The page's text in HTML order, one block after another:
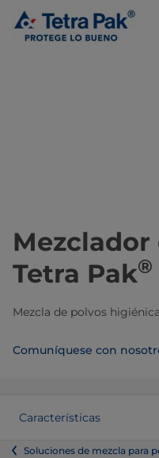
Mezclador
Tetra Pak®
Mezcla de polvos
Comuníquese con
Características
Soluciones de mezcla para